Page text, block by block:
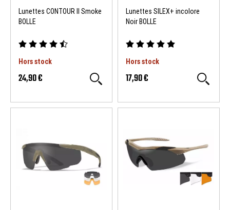
Lunettes CONTOUR II Smoke
BOLLE
Hors stock
24,90 €
Lunettes SILEX+ incolore
Noir BOLLE
Hors stock
17,90 €